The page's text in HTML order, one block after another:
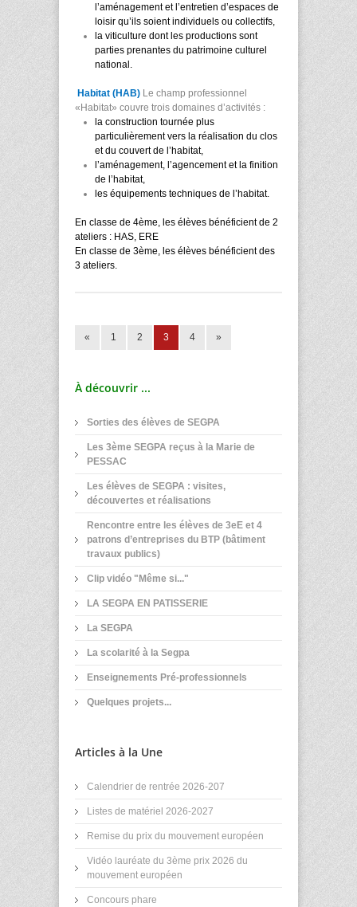
l’aménagement et l’entretien d’espaces de
loisir qu’ils soient individuels ou collectifs,
la viticulture dont les productions sont
parties prenantes du patrimoine culturel
national.
Habitat (HAB) Le champ professionnel
«Habitat» couvre trois domaines d’activités :
la construction tournée plus
particulièrement vers la réalisation du clos
et du couvert de l’habitat,
l’aménagement, l’agencement et la finition
de l’habitat,
les équipements techniques de l’habitat.
En classe de 4ème, les élèves bénéficient de 2
ateliers : HAS, ERE
En classe de 3ème, les élèves bénéficient des
3 ateliers.
« 1 2 3 4 »
À découvrir ...
Sorties des élèves de SEGPA
Les 3ème SEGPA reçus à la Marie de
PESSAC
Les élèves de SEGPA : visites,
découvertes et réalisations
Rencontre entre les élèves de 3eE et 4
patrons d’entreprises du BTP (bâtiment
travaux publics)
Clip vidéo "Même si..."
LA SEGPA EN PATISSERIE
La SEGPA
La scolarité à la Segpa
Enseignements Pré-professionnels
Quelques projets...
Articles à la Une
Calendrier de rentrée 2026-207
Listes de matériel 2026-2027
Remise du prix du mouvement européen
Vidéo lauréate du 3ème prix 2026 du
mouvement européen
Concours phare